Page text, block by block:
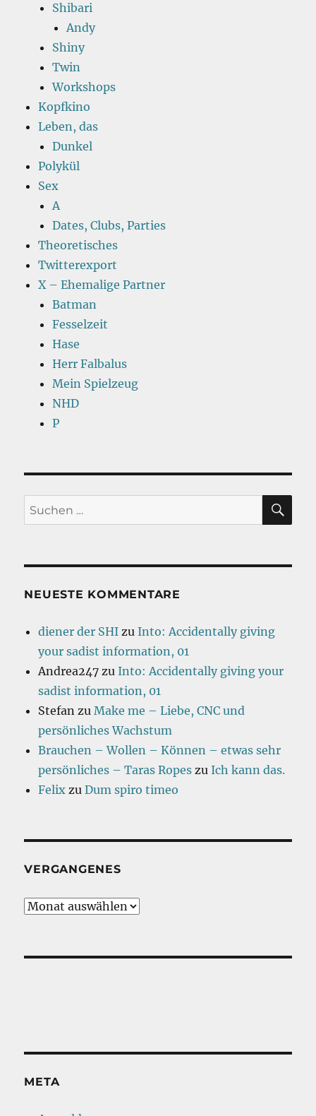
Shibari
Andy
Shiny
Twin
Workshops
Kopfkino
Leben, das
Dunkel
Polykül
Sex
A
Dates, Clubs, Parties
Theoretisches
Twitterexport
X – Ehemalige Partner
Batman
Fesselzeit
Hase
Herr Falbalus
Mein Spielzeug
NHD
P
Suchen
nach:
NEUESTE KOMMENTARE
diener der SHI zuInto: Accidentally giving
your sadist information, 01
Andrea247 zuInto: Accidentally giving your
sadist information, 01
Stefan zuMake me – Liebe, CNC und
persönliches Wachstum
Brauchen – Wollen – Können – etwas sehr
persönliches – Taras Ropes zuIch kann das.
Felix zuDum spiro timeo
VERGANGENES
Vergangenes
META